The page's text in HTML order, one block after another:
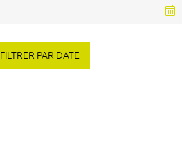
FILTRER PAR DATE